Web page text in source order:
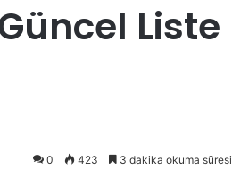
Liste
0 423 3 dakika okuma süresi